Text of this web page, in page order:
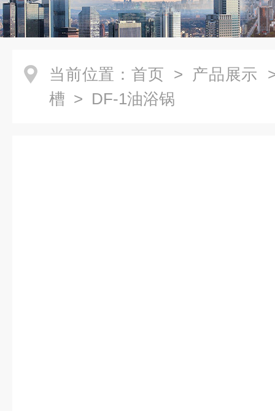
当前位置： 首页 > 产品展示
槽 > DF-1油浴锅